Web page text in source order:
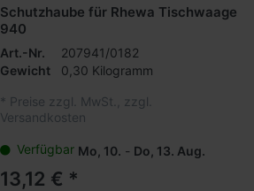
Schutzhaube für Rhewa Tischwaage
940
Art.-Nr.
207941/0182
Gewicht
0,30 Kilogramm
* Preise zzgl. MwSt., zzgl.
Versandkosten
Verfügbar Mo, 10. - Do, 13. Aug.
13,12 € *